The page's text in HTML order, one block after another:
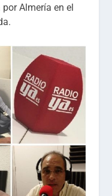
Almería en el